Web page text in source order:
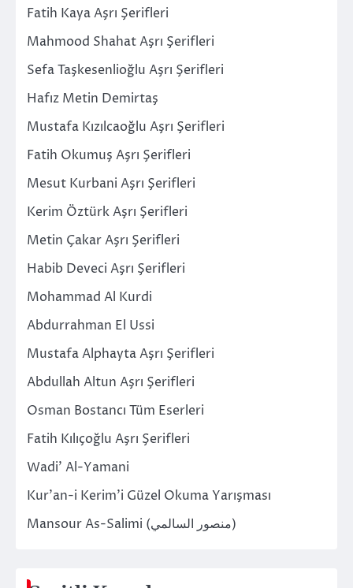
Fatih Kaya Aşrı Şerifleri
Mahmood Shahat Aşrı Şerifleri
Sefa Taşkesenlioğlu Aşrı Şerifleri
Hafız Metin Demirtaş
Mustafa Kızılcaoğlu Aşrı Şerifleri
Fatih Okumuş Aşrı Şerifleri
Mesut Kurbani Aşrı Şerifleri
Kerim Öztürk Aşrı Şerifleri
Metin Çakar Aşrı Şerifleri
Habib Deveci Aşrı Şerifleri
Mohammad Al Kurdi
Abdurrahman El Ussi
Mustafa Alphayta Aşrı Şerifleri
Abdullah Altun Aşrı Şerifleri
Osman Bostancı Tüm Eserleri
Fatih Kılıçoğlu Aşrı Şerifleri
Wadi’ Al-Yamani
Kur’an-i Kerim’i Güzel Okuma Yarışması
Mansour As-Salimi (منصور السالمي)